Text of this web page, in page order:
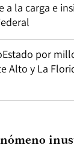
la carga e
por
Alto y La